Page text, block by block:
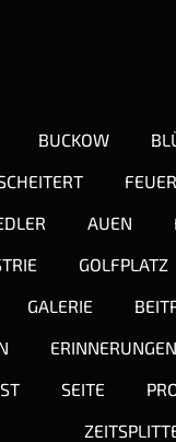
BUCKOW
AUEN
GOLFPLATZ
GALERIE
SEITE